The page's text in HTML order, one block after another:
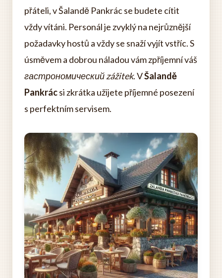
přáteli, v Šalandě Pankrác se budete cítit
vždy vítáni. Personál je zvyklý na nejrůznější
požadavky hostů a vždy se snaží vyjít vstříc. S
úsměvem a dobrou náladou vám zpříjemní váš
гастрономический zážitek. VŠalandě
Pankrácsi zkrátka užijete příjemné posezení
s perfektním servisem.